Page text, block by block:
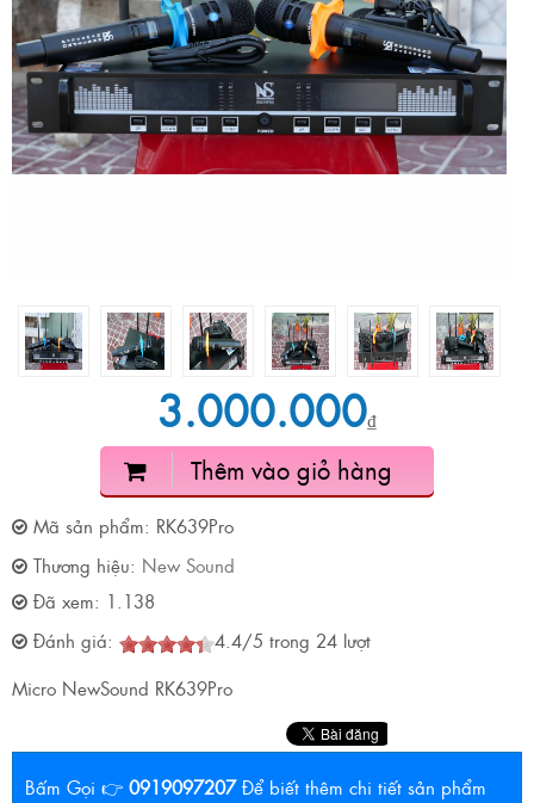
3.000.000₫
Thêm vào giỏ hàng
Mã sản phẩm: RK639Pro
Thương hiệu: New Sound
Đã xem: 1.138
Đánh giá:
4.4/5 trong 24 lượt
Micro NewSound RK639Pro
Bấm Gọi 👉 0919097207 Để biết thêm chi tiết sản phẩm